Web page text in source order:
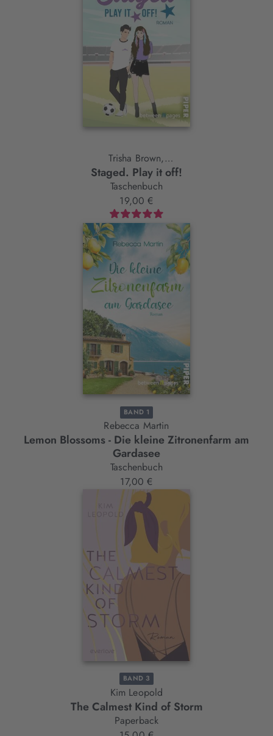
Trisha Brown,
Karla Eklund
Staged. Play it off!
Taschenbuch
19,00 €
BAND 1
Rebecca Martin
Lemon Blossoms - Die kleine Zitronenfarm am
Gardasee
Taschenbuch
17,00 €
BAND 3
Kim Leopold
The Calmest Kind of Storm
Paperback